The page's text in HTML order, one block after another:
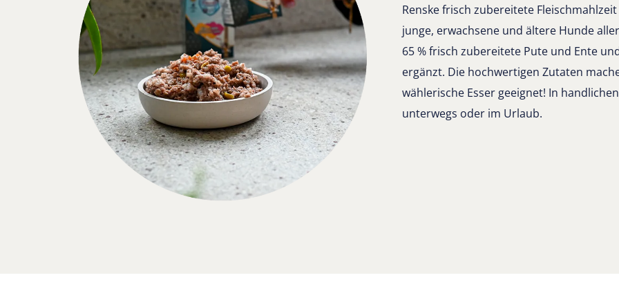
Renske frisch zubereitete
junge, erwachsene und ältere Hunde
65 % frisch zubereitete Pute und Ente
ergänzt. Die hochwertigen Zutaten
wählerische Esser geeignet! In
unterwegs oder im Urlaub.